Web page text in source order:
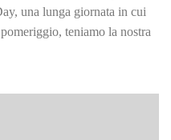
una lunga giornata in cui
teniamo la nostra